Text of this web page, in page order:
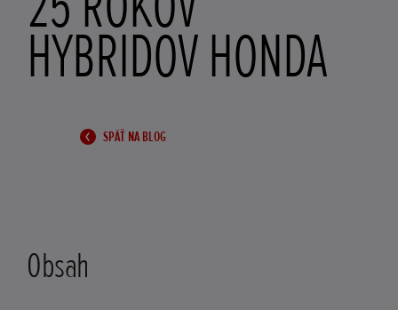
HYBRIDOV HONDA
SPÄŤ NA BLOG
Obsah